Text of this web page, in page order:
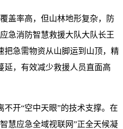
盖率高，但山林地形复杂，防
急消防智慧救援大队大队长王
把急需物资从山脚运到山顶，精
延，有效减少救援人员直面高
不开“空中天眼”的技术支撑。在
慧应急全域视联网”正全天候凝